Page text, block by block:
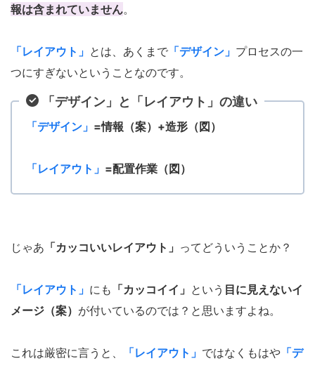
報は含まれていません。
「レイアウト」 とは、あくまで 「デザイン」 プロセスの一
つにすぎないということなのです。
「デザイン」と「レイアウト」の違い
「デザイン」 =情報（案）+造形（図）
「レイアウト」 =配置作業 （図）
じゃあ 「カッコいいレイアウト」 ってどういうことか？
「レイアウト」 にも 「カッコイイ」 という 目に見えないイ
メージ （案） が付いているのでは？と思いますよね。
これは厳密に言うと、 「レイアウト」 ではなくもはや 「デ